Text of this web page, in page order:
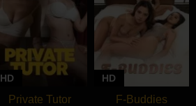
HD
Private Tutor
HD
F-Buddies